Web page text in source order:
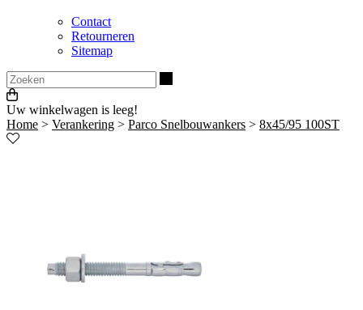
Contact
Retourneren
Sitemap
Uw winkelwagen is leeg!
Home > Verankering > Parco Snelbouwankers > 8x45/95 100ST